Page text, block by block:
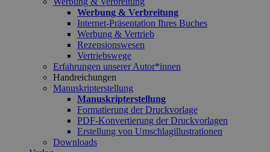
Werbung & Verbreitung
Internet-Präsentation Ihres Buches
Werbung & Vertrieb
Rezensionswesen
Vertriebswege
Erfahrungen unserer Autor*innen
Handreichungen
Manuskripterstellung
Manuskripterstellung
Formatierung der Druckvorlage
PDF-Konvertierung der Druckvorlagen
Erstellung von Umschlagillustrationen
Downloads